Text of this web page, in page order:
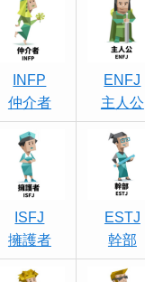
INFP
仲介者
ENFJ
主人公
ISFJ
擁護者
ESTJ
幹部